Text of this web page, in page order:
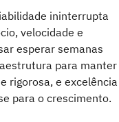
ininterrupta
velocidade e
esperar semanas
para manter
rigorosa, e excelência
para o crescimento.